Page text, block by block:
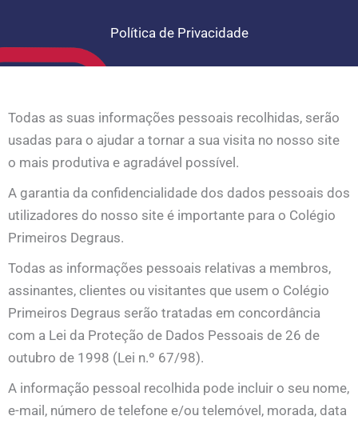
Política de Privacidade
Todas as suas informações pessoais recolhidas, serão
usadas para o ajudar a tornar a sua visita no nosso site
o mais produtiva e agradável possível.
A garantia da confidencialidade dos dados pessoais dos
utilizadores do nosso site é importante para o Colégio
Primeiros Degraus.
Todas as informações pessoais relativas a membros,
assinantes, clientes ou visitantes que usem o Colégio
Primeiros Degraus serão tratadas em concordância
com a Lei da Proteção de Dados Pessoais de 26 de
outubro de 1998 (Lei n.º 67/98).
A informação pessoal recolhida pode incluir o seu nome,
e-mail, número de telefone e/ou telemóvel, morada, data